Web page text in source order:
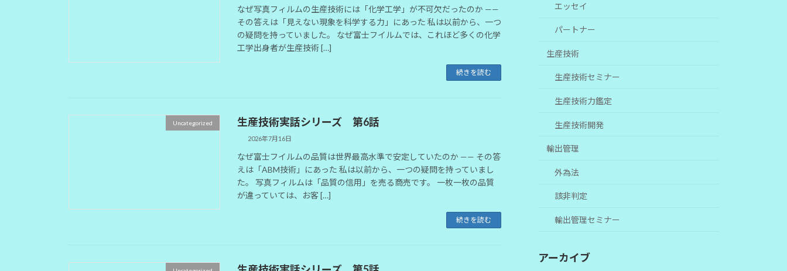
なぜ写真フィルムの生産技術には「化学工学」が不可欠だったのか ——
その答えは「見えない現象を科学する力」にあった 私は以前から、一つ
の疑問を持っていました。 なぜ富士フイルムでは、これほど多くの化学
工学出身者が生産技術 […]
続きを読む
Uncategorized 生産技術実話シリーズ 第6話
2026年7月16日
なぜ富士フイルムの品質は世界最高水準で安定していたのか —— その答
えは「ABM技術」にあった 私は以前から、一つの疑問を持っていまし
た。 写真フィルムは「品質の信用」を売る商売です。 一枚一枚の品質
が違っていては、お客 […]
続きを読む
エッセイ
パートナー
生産技術
生産技術セミナー
生産技術力鑑定
生産技術開発
輸出管理
外為法
該非判定
輸出管理セミナー
アーカイブ